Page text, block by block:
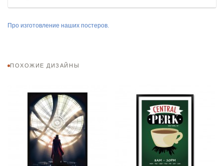
Про изготовление наших постеров.
ПОХОЖИЕ ДИЗАЙНЫ